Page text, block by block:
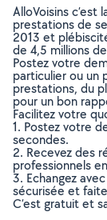
AlloVoisins
prestations de
2013 et
de 4,5 millions
Postez votre
particulier ou un
prestations, du
pour un bon
Facilitez votre
1. Postez votre
secondes.
2. Recevez des
professionnels
3. Echangez
sécurisée et
C’est gratuit et